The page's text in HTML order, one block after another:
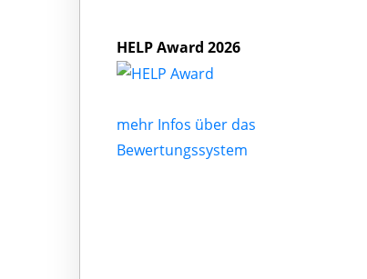
HELP Award 2026
mehr Infos über das
Bewertungssystem